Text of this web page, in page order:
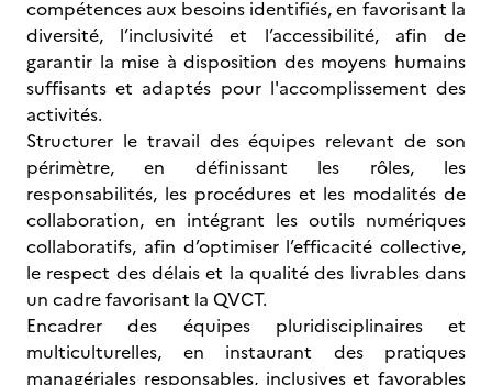
compétences aux besoins identifiés, en favorisant la
diversité, l’inclusivité et l’accessibilité, afin de
garantir la mise à disposition des moyens humains
suffisants et adaptés pour l'accomplissement des
activités.
Structurer le travail des équipes relevant de son
périmètre, en définissant les rôles, les
responsabilités, les procédures et les modalités de
collaboration, en intégrant les outils numériques
collaboratifs, afin d’optimiser l’efficacité collective,
le respect des délais et la qualité des livrables dans
un cadre favorisant la QVCT.
Encadrer des équipes pluridisciplinaires et
multiculturelles, en instaurant des pratiques
managériales responsables, inclusives et favorables